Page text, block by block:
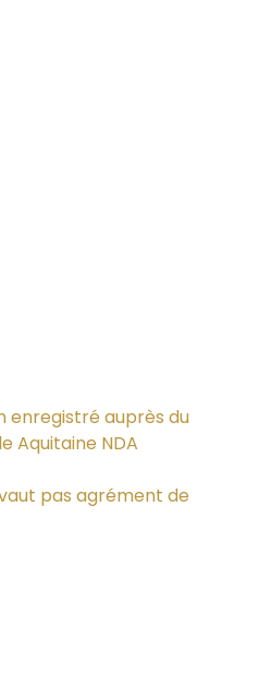
enregistré auprès du
Aquitaine NDA
pas agrément de